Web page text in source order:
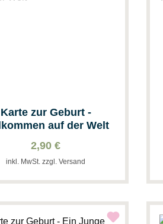
Karte zur Geburt -
auf der Welt
2,90 €
inkl. MwSt. zzgl. Versand